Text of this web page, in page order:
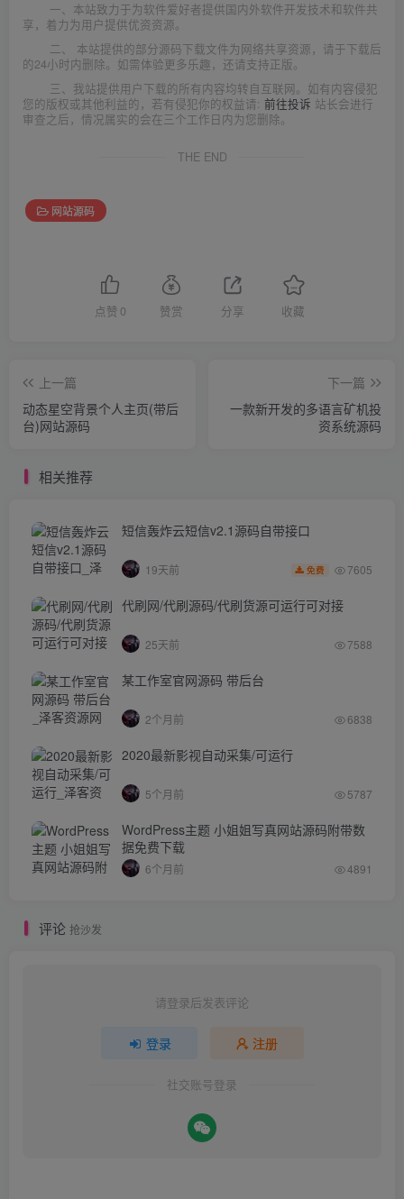
一、本站致力于为软件爱好者提供国内外软件开发技术和软件共
享，着力为用户提供优资资源。
二、 本站提供的部分源码下载文件为网络共享资源，请于下载后
的24小时内删除。如需体验更多乐趣，还请支持正版。
三、我站提供用户下载的所有内容均转自互联网。如有内容侵犯
您的版权或其他利益的，若有侵犯你的权益请: 前往投诉 站长会进行
审查之后，情况属实的会在三个工作日内为您删除。
THE END
网站源码
点赞 0 赞赏 分享 收藏
上一篇
动态星空背景个人主页(带后
台)网站源码
下一篇
一款新开发的多语言矿机投
资系统源码
相关推荐
短信轰炸云短信v2.1源码自带接口
19天前 免费 7605
代刷网/代刷源码/代刷货源可运行可对接
25天前 7588
某工作室官网源码 带后台
2个月前 6838
2020最新影视自动采集/可运行
5个月前 5787
WordPress主题 小姐姐写真网站源码附带数
据免费下载
6个月前 4891
评论 抢沙发
请登录后发表评论
登录 注册
社交账号登录